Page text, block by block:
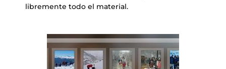
libremente todo el material.